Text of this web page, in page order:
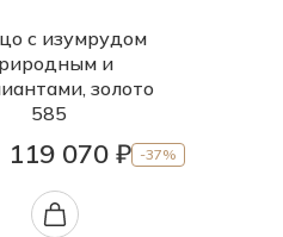
с изумрудом
и
золото
585
119 070 ₽ -37%